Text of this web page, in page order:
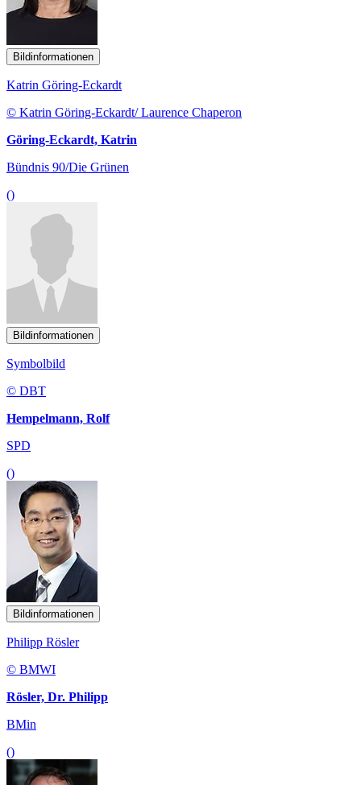
Bildinformationen
Katrin Göring-Eckardt
© Katrin Göring-Eckardt/ Laurence Chaperon
Göring-Eckardt, Katrin
Bündnis 90/Die Grünen
()
Bildinformationen
Symbolbild
© DBT
Hempelmann, Rolf
SPD
()
Bildinformationen
Philipp Rösler
© BMWI
Rösler, Dr. Philipp
BMin
()